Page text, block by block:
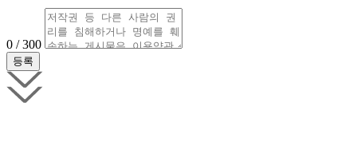
0 / 300